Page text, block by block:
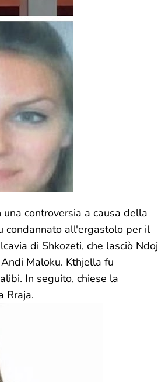
controversia a causa della
condannato all'ergastolo per il
di Shkozeti, che lasciò Ndoj
Maloku. Kthjella fu
In seguito, chiese la
Rraja.